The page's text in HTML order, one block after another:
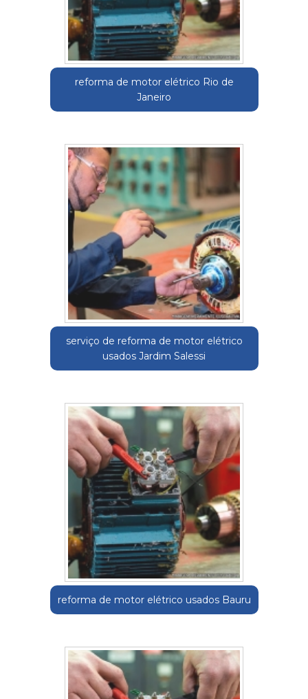
reforma de motor elétrico Rio de
Janeiro
serviço de reforma de motor elétrico
usados Jardim Salessi
reforma de motor elétrico usados Bauru